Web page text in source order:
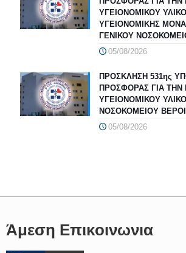
ΥΓΕΙΟΝΟΜΙΚΟΥ
ΥΓΕΙΟΝΟΜΙΚΗΣ
ΓΕΝΙΚΟΥ
05/08/2026
ΠΡΟΣΚΛΗΣΗ 531ης
ΠΡΟΣΦΟΡΑΣ ΓΙΑ ΤΗΝ
ΥΓΕΙΟΝΟΜΙΚΟΥ
ΝΟΣΟΚΟΜΕΙΟΥ
05/08/2026
Άμεση Επικοινωνια